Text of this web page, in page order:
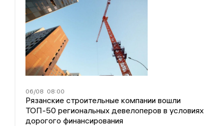
06/08 08:00
Рязанские строительные компании вошли
ТОП-50 региональных девелоперов в условиях
дорогого финансирования